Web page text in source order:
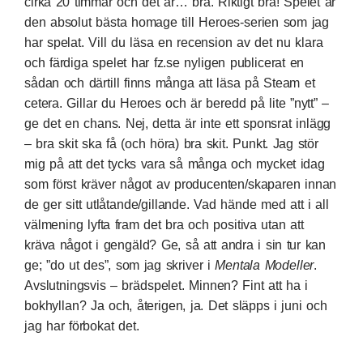
den absolut bästa homage till Heroes-serien som jag
har spelat. Vill du läsa en recension av det nu klara
och färdiga spelet har fz.se nyligen publicerat en
sådan och därtill finns många att läsa på Steam et
cetera. Gillar du Heroes och är beredd på lite ”nytt” –
ge det en chans. Nej, detta är inte ett sponsrat inlägg
– bra skit ska få (och höra) bra skit. Punkt. Jag stör
mig på att det tycks vara så många och mycket idag
som först kräver något av producenten/skaparen innan
de ger sitt utlåtande/gillande. Vad hände med att i all
välmening lyfta fram det bra och positiva utan att
kräva något i gengäld? Ge, så att andra i sin tur kan
ge; ”do ut des”, som jag skriver iMentala Modeller.
Avslutningsvis – brädspelet. Minnen? Fint att ha i
bokhyllan? Ja och, återigen, ja. Det släpps i juni och
jag har förbokat det.